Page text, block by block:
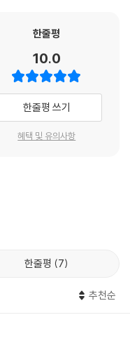
가 첫인상 때문에 서로를 오
잡힌 엘리자베스가 다아시
절하는 유머러스한 장면인
스, 또 자기가 세운 완고한
백하게 될 다아시를 생각하
있습니다. 그래서 이 그림을
가를 오해하고 있지는 않으
가득한 이 소설을 읽고 나면
말 예상하지 못한 인연을
오스틴의 소설과 함께 가볍
고 해도 과언이 아니다.” ―
문제적’이고 ‘심오한’ 소설
한줄평
10.0
한줄평 쓰기
혜택 및 유의사항
한줄평 7
추천순